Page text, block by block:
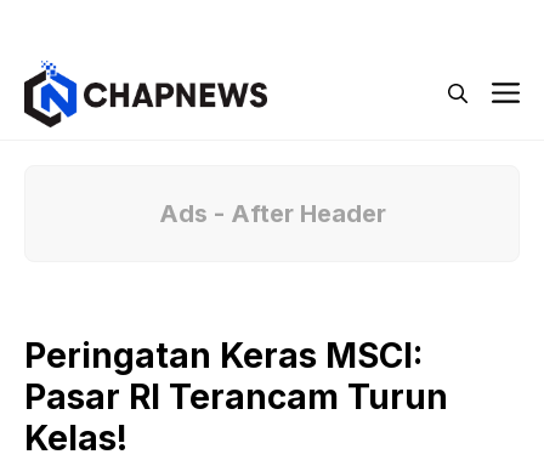
Ads - After Header
Peringatan Keras MSCI:
Pasar RI Terancam Turun
Kelas!